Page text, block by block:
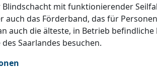
Blindschacht mit funktionierender
auch das Förderband, das für
auch die älteste, in Betrieb
Saarlandes besuchen.